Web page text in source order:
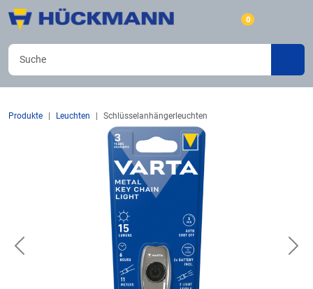
0
Produkte Leuchten Schlüsselanhängerleuchten
Previous